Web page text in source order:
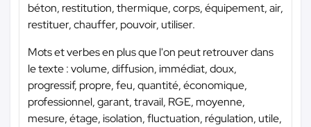
béton, restitution, thermique, corps, équipement, air,
restituer, chauffer, pouvoir, utiliser.
Mots et verbes en plus que l'on peut retrouver dans
le texte : volume, diffusion, immédiat, doux,
progressif, propre, feu, quantité, économique,
professionnel, garant, travail, RGE, moyenne,
mesure, étage, isolation, fluctuation, régulation, utile,